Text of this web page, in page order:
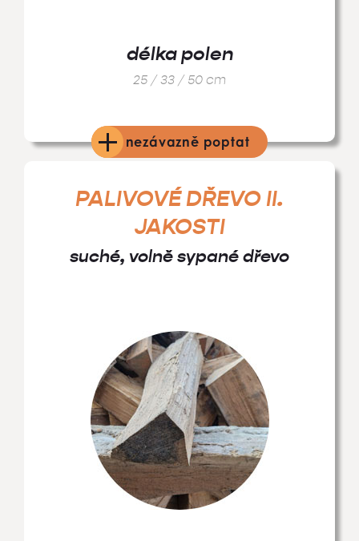
délka polen
25 / 33 / 50 cm
nezávazně poptat
PALIVOVÉ DŘEVO II.
JAKOSTI
suché, volně sypané dřevo